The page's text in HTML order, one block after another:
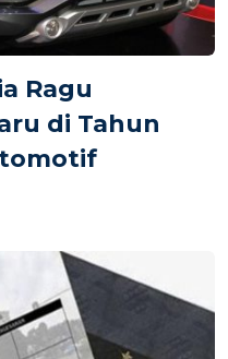
Ragu
di Tahun